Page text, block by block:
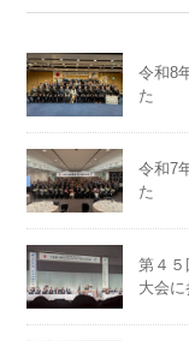
令和8
た
令和7
た
第４
大会